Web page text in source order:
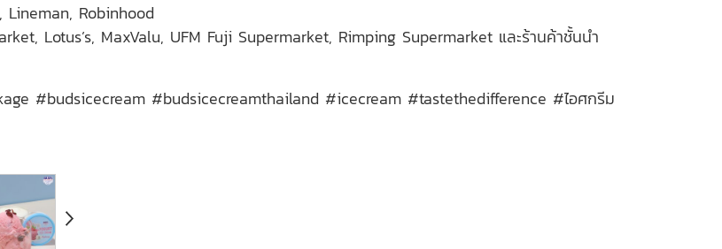
Lineman, Robinhood
Lotus’s, MaxValu, UFM Fuji Supermarket, Rimping Supermarket และร้านค้าชั้นนำ
#budsicecream #budsicecreamthailand #icecream #tastethedifference #ไอศกรีม